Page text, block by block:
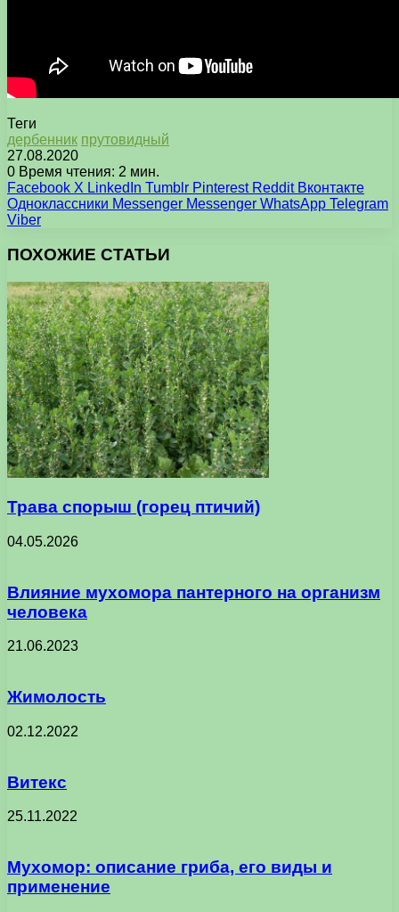
Теги
дербенник прутовидный
27.08.2020
0 Время чтения: 2 мин.
Facebook X LinkedIn Tumblr Pinterest Reddit Вконтакте
Одноклассники Messenger Messenger WhatsApp Telegram
Viber
ПОХОЖИЕ СТАТЬИ
Трава спорыш (горец птичий)
04.05.2026
Влияние мухомора пантерного на организм
человека
21.06.2023
Жимолость
02.12.2022
Витекс
25.11.2022
Мухомор: описание гриба, его виды и
применение